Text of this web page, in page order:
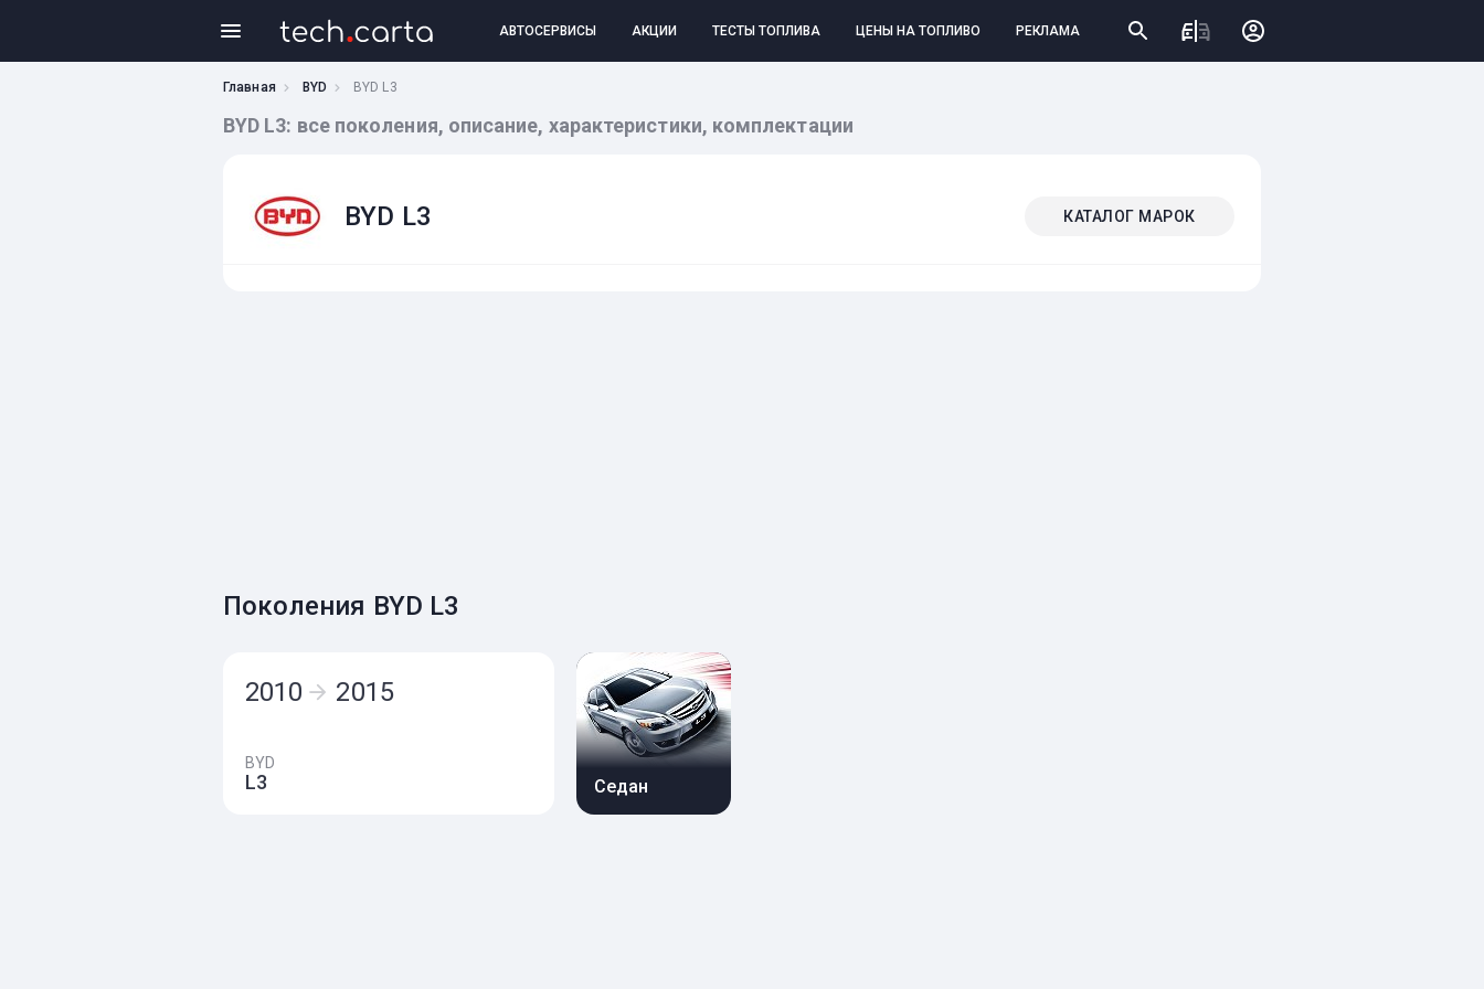
АВТОСЕРВИСЫ АКЦИИ ТЕСТЫ ТОПЛИВА ЦЕНЫ НА ТОПЛИВО РЕКЛАМА
Главная BYD BYD L3
BYD L3: все поколения, описание, характеристики, комплектации
BYD L3 КАТАЛОГ МАРОК
Поколения BYD L3
2010 2015
BYD
L3 Седан